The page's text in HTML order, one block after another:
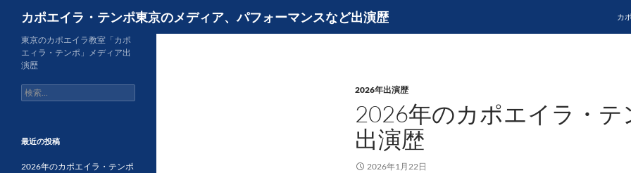
カポエイラ・テンポ東京のメディア、パフォーマンスなど出演歴 カ
2026年出演歴
2026年のカポエイラ・テ
出演歴
2026年1月22日
東京のカポエイラ教室「カポ
エィラ・テンポ」メディア出
演歴
検
索:
最近の投稿
2026年のカポエイラ・テンポ